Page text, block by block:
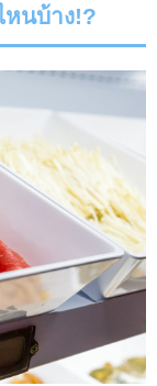
นบ้าง!?